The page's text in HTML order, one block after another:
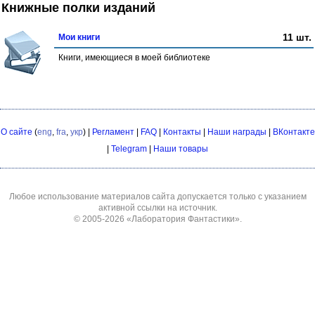
Книжные полки изданий
Мои книги 11 шт.
Книги, имеющиеся в моей библиотеке
О сайте (eng, fra, укр) | Регламент| FAQ| Контакты Наши награды
ВКонтакте
Telegram Наши товары
Любое использование материалов сайта допускается только с указанием
активной ссылки на источник.
© 2005-2026 «Лаборатория Фантастики».